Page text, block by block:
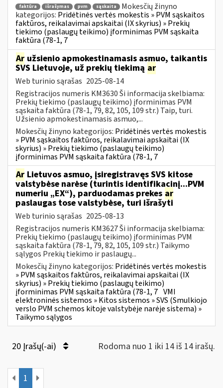
faktūra išrašymas pvm sąskaita
Mokesčių žinyno
kategorijos: Pridėtinės vertės mokestis » PVM sąskaitos
faktūros, reikalavimai apskaitai (IX skyrius) » Prekių
tiekimo (paslaugų teikimo) įforminimas PVM sąskaita
faktūra (78-1, 7
Ar užsienio apmokestinamasis asmuo, taikantis
SVS Lietuvoje, už prekių tiekimą ar
Web turinio sąrašas 2025-08-14
Registracijos numeris KM3630 Ši informacija skelbiama:
Prekių tiekimo (paslaugų teikimo) įforminimas PVM
sąskaita faktūra (78-1, 79, 82, 105, 109 str.) Taip, turi.
Užsienio apmokestinamasis asmuo,...
Mokesčių žinyno kategorijos: Pridėtinės vertės mokestis
» PVM sąskaitos faktūros, reikalavimai apskaitai (IX
skyrius) » Prekių tiekimo (paslaugų teikimo)
įforminimas PVM sąskaita faktūra (78-1, 7
Ar Lietuvos asmuo, įsiregistravęs SVS kitose
valstybėse narėse (turintis identifikacinį...PVM
numeriu „EX“), parduodamas prekes ar
paslaugas tose valstybėse, turi išrašyti
Web turinio sąrašas 2025-08-13
Registracijos numeris KM3627 Ši informacija skelbiama:
Prekių tiekimo (paslaugų teikimo) įforminimas PVM
sąskaita faktūra (78-1, 79, 82, 105, 109 str.) Taikymo
sąlygos Prekių tiekimo ir paslaugų...
Mokesčių žinyno kategorijos: Pridėtinės vertės mokestis
» PVM sąskaitos faktūros, reikalavimai apskaitai (IX
skyrius) » Prekių tiekimo (paslaugų teikimo)
įforminimas PVM sąskaita faktūra (78-1, 7 VMI
elektroninės sistemos » Kitos sistemos » SVS (Smulkiojo
verslo PVM schemos kitoje valstybėje narėje sistema) »
Taikymo sąlygos
20 Įrašų(-ai) Rodoma nuo 1 iki 14 iš 14 irašų.
1